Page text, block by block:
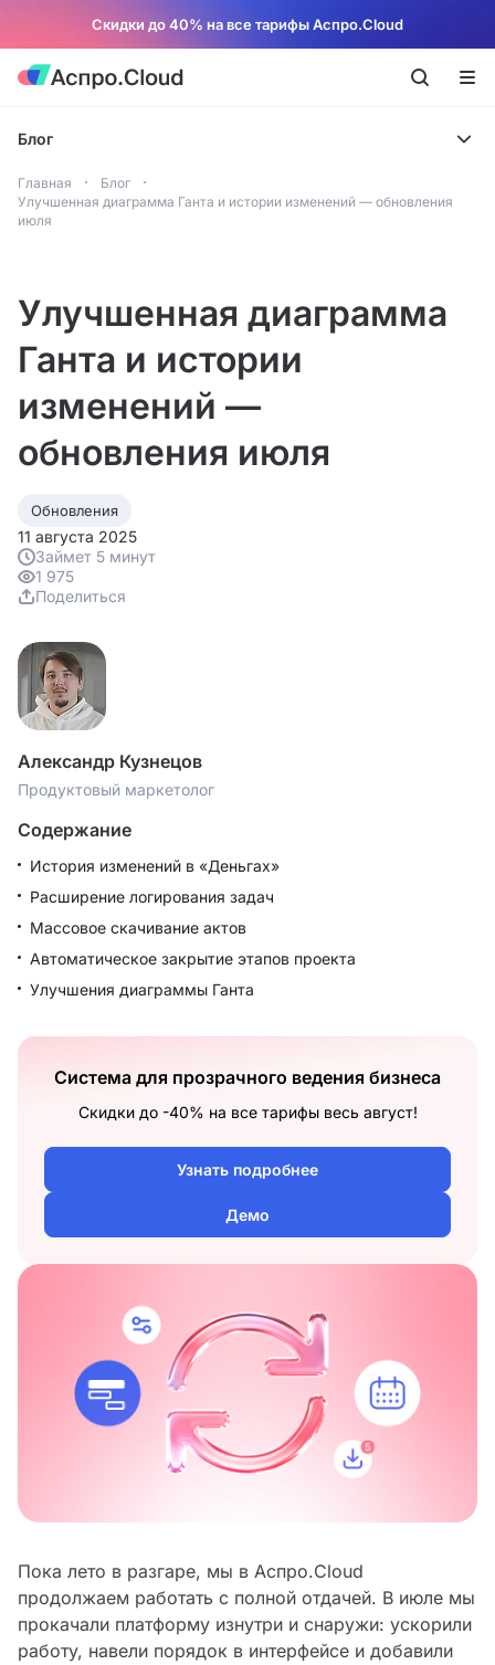
Скидки до 40% на все тарифы Аспро.Cloud
Блог
Главная
Блог
Улучшенная диаграмма Ганта и истории изменений — обновления
июля
Улучшенная диаграмма
Ганта и истории
изменений —
обновления июля
Обновления
11 августа 2025
Займет 5 минут
1 975
Поделиться
Пока лето в разгаре, мы в Аспро.Cloud
продолжаем работать с полной отдачей. В июле мы
прокачали платформу изнутри и снаружи: ускорили
работу, навели порядок в интерфейсе и добавили
Александр Кузнецов
Продуктовый маркетолог
Содержание
История изменений в «Деньгах»
Расширение логирования задач
Массовое скачивание актов
Автоматическое закрытие этапов проекта
Улучшения диаграммы Ганта
Система для прозрачного ведения бизнеса
Скидки до -40% на все тарифы весь август!
Узнать подробнее
Демо